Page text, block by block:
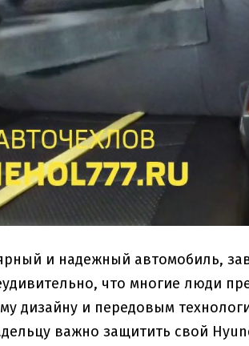
и надежный автомобиль,
что многие люди
дизайну и передовым
важно защитить свой